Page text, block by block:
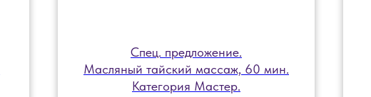
Спец. предложение.
Масляный тайский массаж, 60 мин.
Категория Мастер.